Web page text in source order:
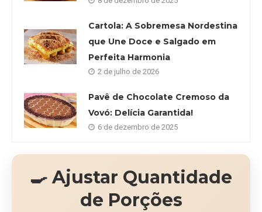
Cartola: A Sobremesa Nordestina
que Une Doce e Salgado em
Perfeita Harmonia
2 de julho de 2026
Pavê de Chocolate Cremoso da
Vovó: Delícia Garantida!
6 de dezembro de 2025
🍳 Ajustar Quantidade
de Porções